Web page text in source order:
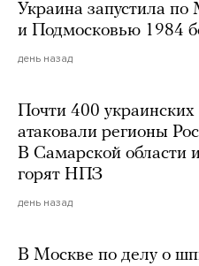
Украина запустила по
и Подмосковью 1984
день назад
Почти 400 украинских
атаковали регионы
В Самарской области
горят НПЗ
день назад
В Москве по делу о